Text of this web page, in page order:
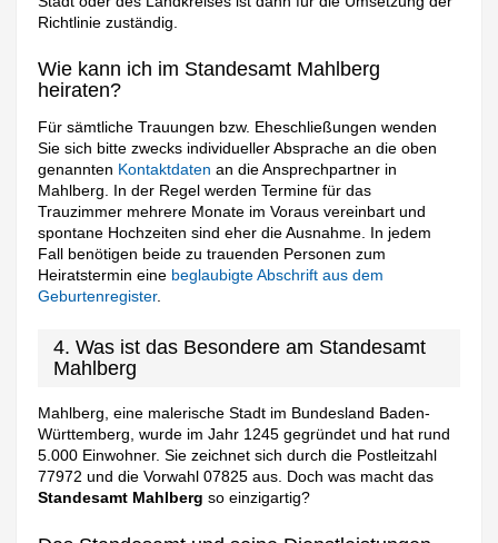
Richtlinie zuständig.
Wie kann ich im Standesamt Mahlberg
heiraten?
Für sämtliche Trauungen bzw. Eheschließungen wenden
Sie sich bitte zwecks individueller Absprache an die oben
genannten Kontaktdaten an die Ansprechpartner in
Mahlberg. In der Regel werden Termine für das
Trauzimmer mehrere Monate im Voraus vereinbart und
spontane Hochzeiten sind eher die Ausnahme. In jedem
Fall benötigen beide zu trauenden Personen zum
Heiratstermin eine beglaubigte Abschrift aus dem
Geburtenregister.
4. Was ist das Besondere am Standesamt
Mahlberg
Mahlberg, eine malerische Stadt im Bundesland Baden-
Württemberg, wurde im Jahr 1245 gegründet und hat rund
5.000 Einwohner. Sie zeichnet sich durch die Postleitzahl
77972 und die Vorwahl 07825 aus. Doch was macht das
Standesamt Mahlberg so einzigartig?